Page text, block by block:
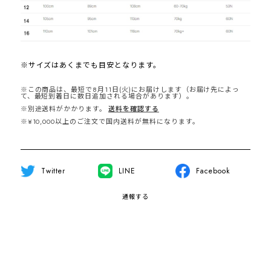
※サイズはあくまでも目安となります。
※この商品は、最短で8月11日(火)にお届けします（お届け先によっ
て、最短到着日に数日追加される場合があります）。
※別途送料がかかります。
送料を確認する
※¥10,000以上のご注文で国内送料が無料になります。
Twitter LINE Facebook
通報する